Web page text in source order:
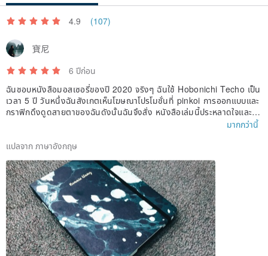
Undated Planner
8-months Habit Tracker
4.9 (107)
寶尼
6 ปีก่อน
ฉันชอบหนังสือมอสเซอรี่ของปี 2020 จริงๆ ฉันใช้ Hobonichi Techo เป็น
เวลา 5 ปี วันหนึ่งฉันสังเกตเห็นโฆษณาโปรโมชั่นที่ pinkoi การออกแบบและ
กราฟิกดึงดูดสายตาของฉันดังนั้นฉันจึงสั่ง หนังสือเล่มนี้ประหลาดใจและน่า
มากกว่านี้
แปลจาก ภาษาอังกฤษ